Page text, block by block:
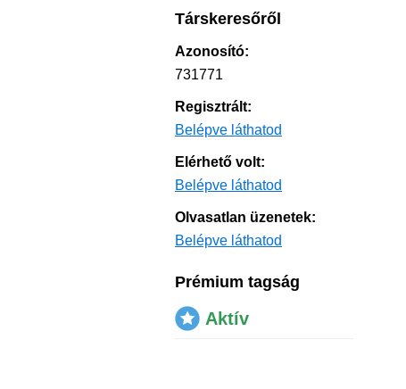
Társkeresőről
Azonosító:
731771
Regisztrált:
Belépve láthatod
Elérhető volt:
Belépve láthatod
Olvasatlan üzenetek:
Belépve láthatod
Prémium tagság
Aktív